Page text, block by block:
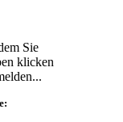
Sie
klicken